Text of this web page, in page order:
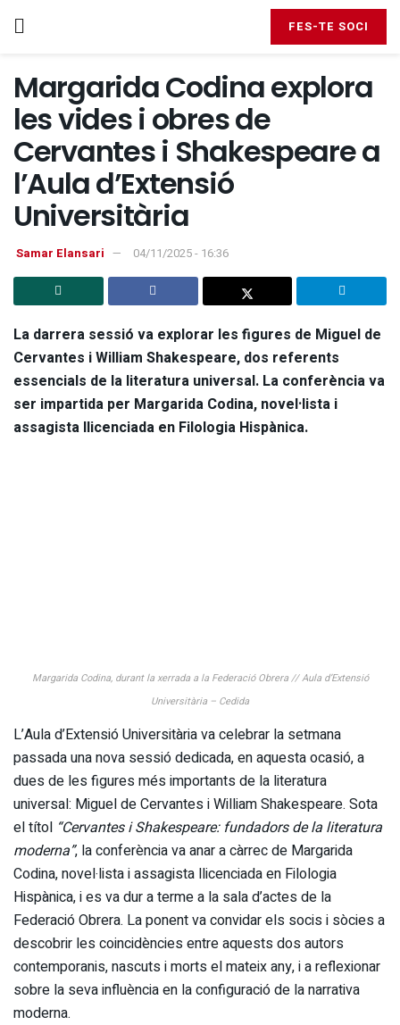
FES-TE SOCI
Margarida Codina explora
les vides i obres de
Cervantes i Shakespeare a
l’Aula d’Extensió
Universitària
Samar Elansari 04/11/2025 - 16:36
La darrera sessió va explorar les figures de Miguel de
Cervantes i William Shakespeare, dos referents
essencials de la literatura universal. La conferència va
ser impartida per Margarida Codina, novel·lista i
assagista llicenciada en Filologia Hispànica.
Margarida Codina, durant la xerrada a la Federació Obrera // Aula d’Extensió
Universitària – Cedida
L’Aula d’Extensió Universitària va celebrar la setmana
passada una nova sessió dedicada, en aquesta ocasió, a
dues de les figures més importants de la literatura
universal: Miguel de Cervantes i William Shakespeare. Sota
el títol “Cervantes i Shakespeare: fundadors de la literatura
moderna”, la conferència va anar a càrrec de Margarida
Codina, novel·lista i assagista llicenciada en Filologia
Hispànica, i es va dur a terme a la sala d’actes de la
Federació Obrera. La ponent va convidar els socis i sòcies a
descobrir les coincidències entre aquests dos autors
contemporanis, nascuts i morts el mateix any, i a reflexionar
sobre la seva influència en la configuració de la narrativa
moderna.